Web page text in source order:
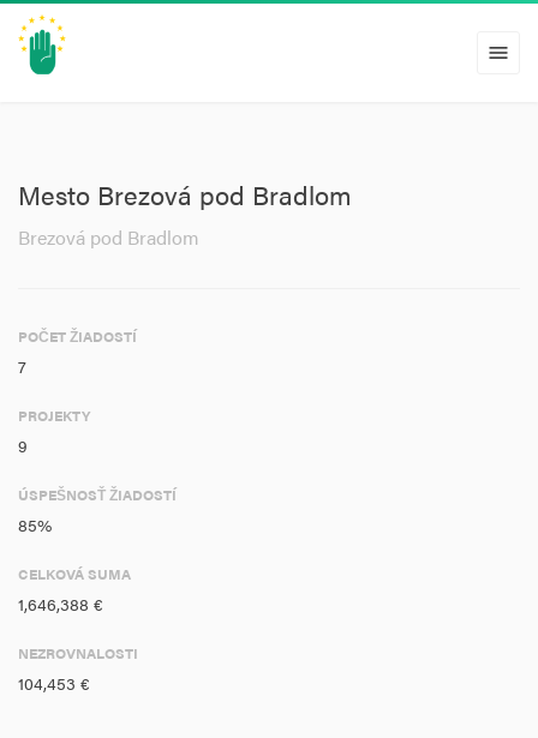
menu
Mesto Brezová pod Bradlom
Brezová pod Bradlom
POČET ŽIADOSTÍ
7
PROJEKTY
9
ÚSPEŠNOSŤ ŽIADOSTÍ
85%
CELKOVÁ SUMA
1,646,388 €
NEZROVNALOSTI
104,453 €